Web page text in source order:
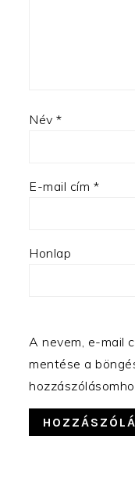
Név *
E-mail cím *
Honlap
A nevem, e-mail
mentése a